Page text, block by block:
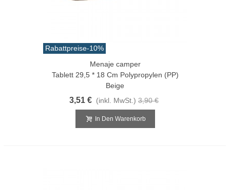
Rabattpreise-10%
Menaje camper
Tablett 29,5 * 18 Cm Polypropylen (PP)
Beige
3,51 € (inkl. MwSt.) 3,90 €
In Den Warenkorb